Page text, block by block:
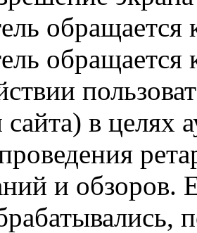
обращается
обращается
в целях
и обзоров.